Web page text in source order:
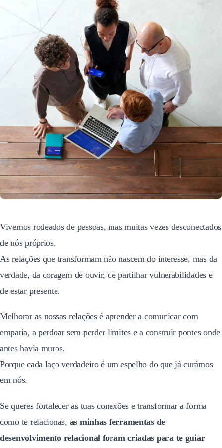
Vivemos rodeados de pessoas, mas muitas vezes desconectados
de nós próprios.
As relações que transformam não nascem do interesse, mas da
verdade, da coragem de ouvir, de partilhar vulnerabilidades e
de estar presente.
Melhorar as nossas relações é aprender a comunicar com
empatia, a perdoar sem perder limites e a construir pontes onde
antes havia muros.
Porque cada laço verdadeiro é um espelho do que já curámos
em nós.
Se queres fortalecer as tuas conexões e transformar a forma
como te relacionas, as minhas ferramentas de
desenvolvimento relacional foram criadas para te guiar